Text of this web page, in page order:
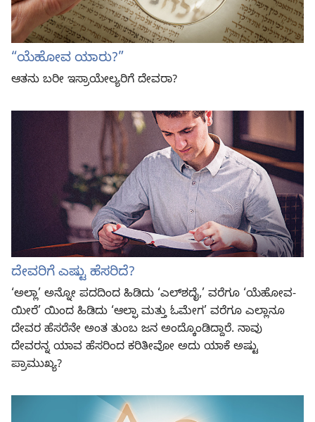
“ಯೆಹೋವ ಯಾರು?”
ಆತನು ಬರೀ ಇಸ್ರಾಯೇಲ್ಯರಿಗೆ ದೇವರಾ?
ದೇವರಿಗೆ ಎಷ್ಟು ಹೆಸರಿದೆ?
‘ಅಲ್ಲಾ’ ಅನ್ನೋ ಪದದಿಂದ ಹಿಡಿದು ‘ಎಲ್‌ಶದೈ,’ ವರೆಗೂ ‘ಯೆಹೋವ-
ಯೀರೆ’ ಯಿಂದ ಹಿಡಿದು ‘ಆಲ್ಫಾ ಮತ್ತು ಓಮೇಗ’ ವರೆಗೂ ಎಲ್ಲಾನೂ
ದೇವರ ಹೆಸರೆನೇ ಅಂತ ತುಂಬ ಜನ ಅಂದ್ಕೊಂಡಿದ್ದಾರೆ. ನಾವು
ದೇವರನ್ನ ಯಾವ ಹೆಸರಿಂದ ಕರಿತೀವೋ ಅದು ಯಾಕೆ ಅಷ್ಟು
ಪ್ರಾಮುಖ್ಯ?